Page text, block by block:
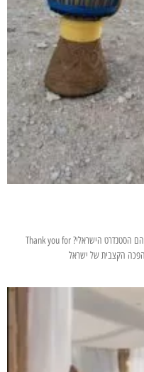
בחירת מעגל מתופפים לאירועים: למה "מתופפי המדבר" הם הסטנדרט הישראלי? Thank you for